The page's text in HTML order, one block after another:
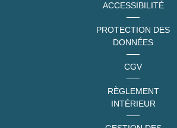
ACCESSIBILITÉ
PROTECTION DES
DONNÉES
CGV
RÈGLEMENT
INTÉRIEUR